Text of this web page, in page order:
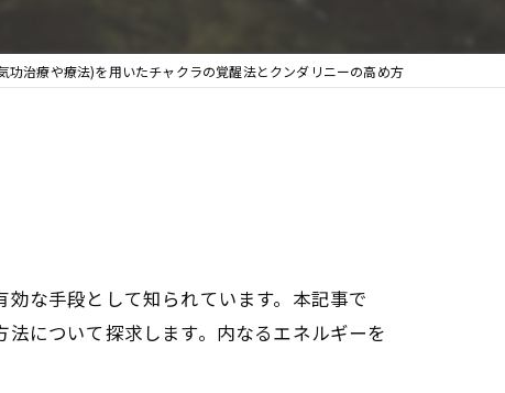
功治療や療法)を用いたチャクラの覚醒法とクンダリニーの高め方
な手段として知られています。本記事で
について探求します。内なるエネルギーを